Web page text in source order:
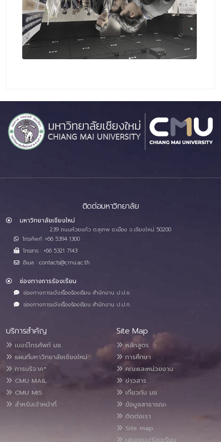
ติดต่อมหาวิทยาลัย
มหาวิทยาลัยเชียงใหม่
239 ถนนห้วยแก้ว ต.สุเทพ อ.เมือง จ.เชียงใหม่ 50200
โทรศัพท์ :+66 5394 1300
โทรสาร : +66 5321 7143
อีเมล : contacts@cmu.ac.th
ช่องทางการร้องเรียน
ช่องทางการแจ้งเรื่องร้องเรียน สำนักงาน ป.ป.ช.
ช่องทางการแจ้งเรื่องร้องเรียน สำนักงาน ป.ป.ท.
บริการสำคัญ
เบอร์โทรศัพท์ มช.
แผนที่มหาวิทยาลัยเชียงใหม่
การบริจาค*
CMU MAIL
CMU MIS
สำหรับเจ้าหน้าที่
Site Map
หลักสูตร
การศึกษา
คณะและหน่วยงาน
ข่าวสาร
เกี่ยวกับ มช.
ข้อมูลสาธารณะ
ติดต่อเรา
Site map
เสนอแนะ/ร้องเรียน